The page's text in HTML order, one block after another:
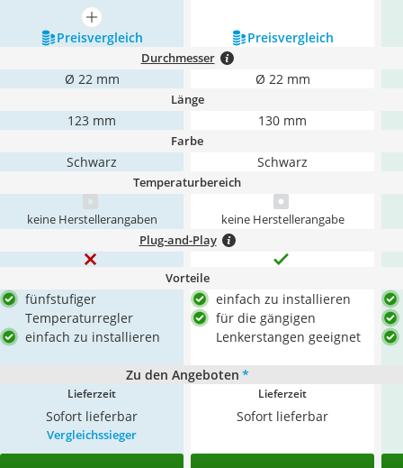
mehr anzeigen
Preis­vergleich
Preis­vergleich
Durchmesser
Ø 22 mm Ø 22 mm
Länge
123 mm 130 mm
Farbe
Schwarz Schwarz
Temperaturbereich
keine Herstellerangaben keine Herstellerangabe
Plug-and-Play
Vorteile
fünfstufiger
Temperaturregler
einfach zu installieren
einfach zu installieren
für die gängigen
Lenkerstangen geeignet
Zu den Angeboten *
Lieferzeit
Sofort lieferbar
Lieferzeit
Sofort lieferbar
Vergleichssieger